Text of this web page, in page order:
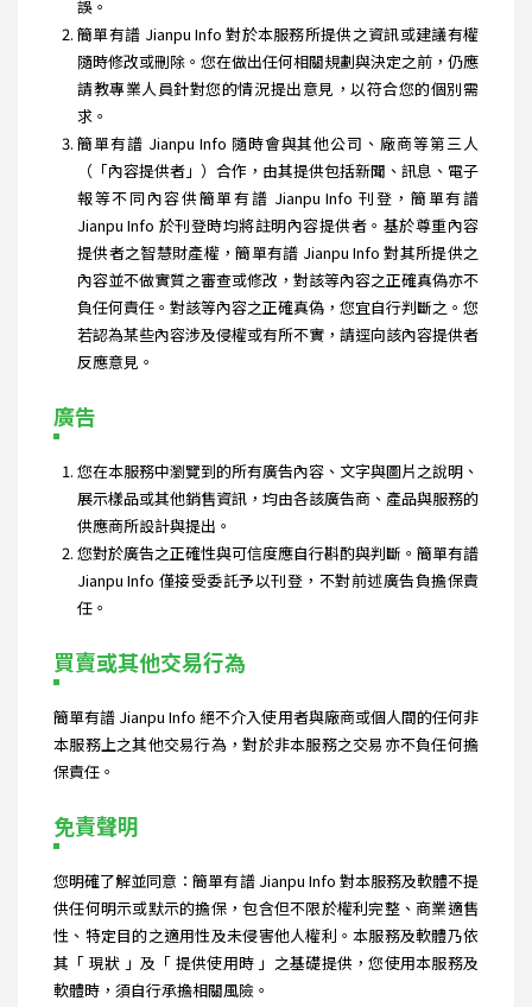
誤。
簡單有譜 Jianpu Info 對於本服務所提供之資訊或建議有權
隨時修改或刪除。您在做出任何相關規劃與決定之前，仍應
請教專業人員針對您的情況提出意見，以符合您的個別需
求。
簡單有譜 Jianpu Info 隨時會與其他公司、廠商等第三人
（「內容提供者」）合作，由其提供包括新聞、訊息、電子
報等不同內容供簡單有譜 Jianpu Info 刊登，簡單有譜
Jianpu Info 於刊登時均將註明內容提供者。基於尊重內容
提供者之智慧財產權，簡單有譜 Jianpu Info 對其所提供之
內容並不做實質之審查或修改，對該等內容之正確真偽亦不
負任何責任。對該等內容之正確真偽，您宜自行判斷之。您
若認為某些內容涉及侵權或有所不實，請逕向該內容提供者
反應意見。
廣告
您在本服務中瀏覽到的所有廣告內容、文字與圖片之說明、
展示樣品或其他銷售資訊，均由各該廣告商、產品與服務的
供應商所設計與提出。
您對於廣告之正確性與可信度應自行斟酌與判斷。簡單有譜
Jianpu Info 僅接受委託予以刊登，不對前述廣告負擔保責
任。
買賣或其他交易行為
簡單有譜 Jianpu Info 絕不介入使用者與廠商或個人間的任何非
本服務上之其他交易行為，對於非本服務之交易亦不負任何擔
保責任。
免責聲明
您明確了解並同意：簡單有譜 Jianpu Info 對本服務及軟體不提
供任何明示或默示的擔保，包含但不限於權利完整、商業適售
性、特定目的之適用性及未侵害他人權利。本服務及軟體乃依
其「 現狀 」及「 提供使用時 」之基礎提供，您使用本服務及
軟體時，須自行承擔相關風險。